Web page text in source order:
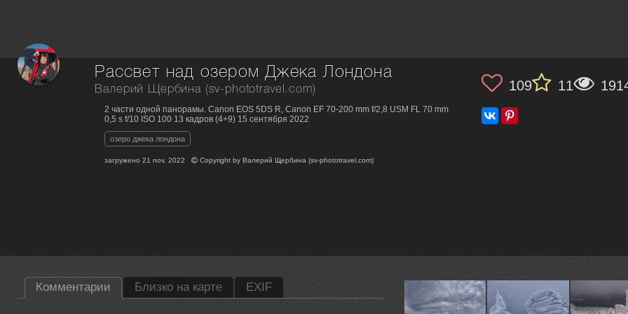
Рассвет над озером Джека Лондона
Валерий Щербина (sv-phototravel.com)
2 части одной панорамы. Canon EOS 5DS R, Canon EF 70-200 mm f/2,8 USM FL 70 mm
0,5 s f/10 ISO 100 13 кадров (4+9) 15 сентября 2022
озеро джека лондона
загружено21 nov, 2022 Copyright byВалерий Щербина (sv-phototravel.com)
109 11
Комментарии Близко на карте EXIF